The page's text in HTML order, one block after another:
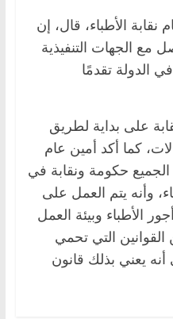
نقابة الأطباء، قال، إن
مع الجهات التنفيذية
الدولة تقدمًا
على بداية لطريق
كما أكد أمين عام
الجميع حكومة ونقابة في
وأنه يتم العمل على
الأطباء وبيئة العمل
التي تحمي
يعني بذلك قانون